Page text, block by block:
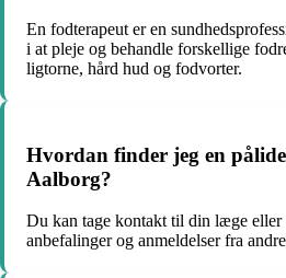
En fodterapeut er en
i at pleje og behandle forskellige
ligtorne, hård hud og fodvorter.
Hvordan finder jeg en
Aalborg?
Du kan tage kontakt til din læge eller
anbefalinger og anmeldelser fra